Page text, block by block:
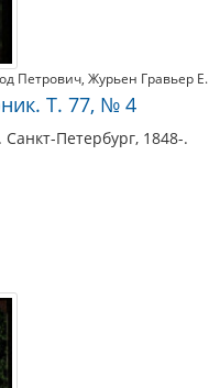
Петрович, Журьен Гравьер Е.
Т. 77, № 4
Петербург, 1848-.